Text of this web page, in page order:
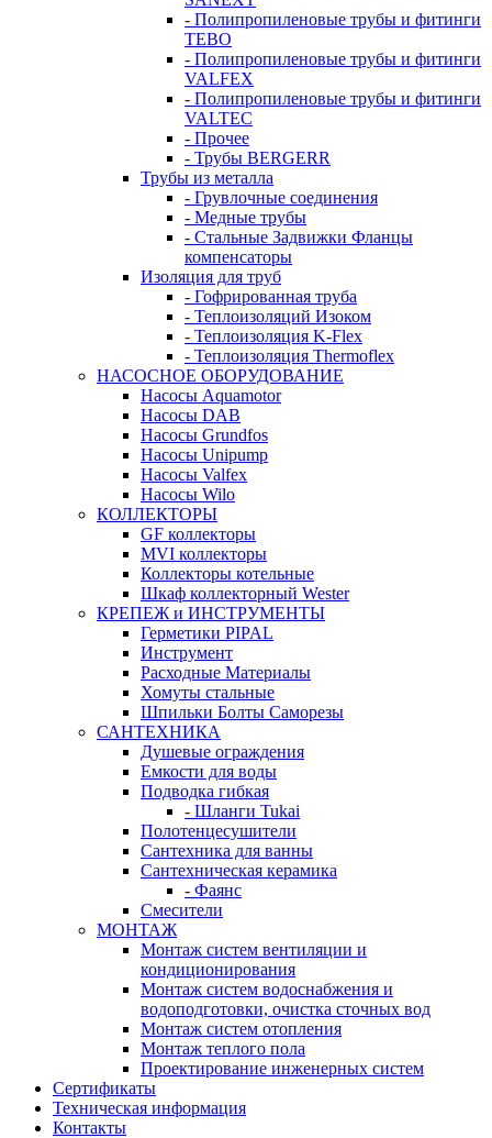
- Полипропиленовые трубы и фитинги
TEBO
- Полипропиленовые трубы и фитинги
VALFEX
- Полипропиленовые трубы и фитинги
VALTEC
- Прочее
- Трубы BERGERR
Трубы из металла
- Грувлочные соединения
- Медные трубы
- Стальные Задвижки Фланцы
компенсаторы
Изоляция для труб
- Гофрированная труба
- Теплоизоляций Изоком
- Теплоизоляция K-Flex
- Теплоизоляция Thermoflex
НАСОСНОЕ ОБОРУДОВАНИЕ
Насосы Aquamotor
Насосы DAB
Насосы Grundfos
Насосы Unipump
Насосы Valfex
Насосы Wilo
КОЛЛЕКТОРЫ
GF коллекторы
MVI коллекторы
Коллекторы котельные
Шкаф коллекторный Wester
КРЕПЕЖ и ИНСТРУМЕНТЫ
Герметики PIPAL
Инструмент
Расходные Материалы
Хомуты стальные
Шпильки Болты Саморезы
САНТЕХНИКА
Душевые ограждения
Емкости для воды
Подводка гибкая
- Шланги Tukai
Полотенцесушители
Сантехника для ванны
Сантехническая керамика
- Фаянс
Смесители
МОНТАЖ
Монтаж систем вентиляции и
кондиционирования
Монтаж систем водоснабжения и
водоподготовки, очистка сточных вод
Монтаж систем отопления
Монтаж теплого пола
Проектирование инженерных систем
Сертификаты
Техническая информация
Контакты